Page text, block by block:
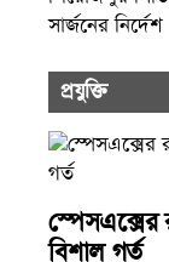
প্রযুক্তি
বিশাল গর্ত